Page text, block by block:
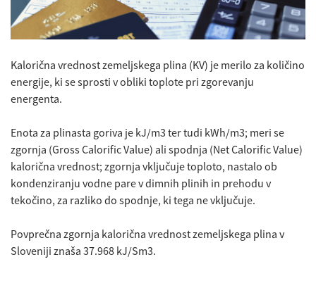
Kalorična vrednost zemeljskega plina (KV) je merilo za količino
energije, ki se sprosti v obliki toplote pri zgorevanju
energenta.
Enota za plinasta goriva je kJ/m3 ter tudi kWh/m3; meri se
zgornja (Gross Calorific Value) ali spodnja (Net Calorific Value)
kalorična vrednost; zgornja vključuje toploto, nastalo ob
kondenziranju vodne pare v dimnih plinih in prehodu v
tekočino, za razliko do spodnje, ki tega ne vključuje.
Povprečna zgornja kalorična vrednost zemeljskega plina v
Sloveniji znaša 37.968 kJ/Sm3.